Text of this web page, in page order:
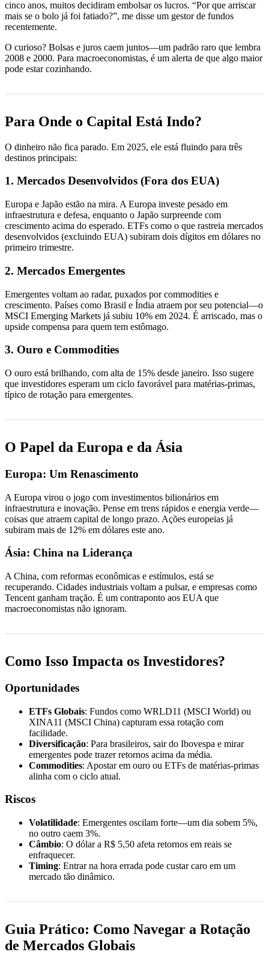
cinco anos, muitos decidiram embolsar os lucros. “Por que arriscar
mais se o bolo já foi fatiado?”, me disse um gestor de fundos
recentemente.
O curioso? Bolsas e juros caem juntos—um padrão raro que lembra
2008 e 2000. Para macroeconomistas, é um alerta de que algo maior
pode estar cozinhando.
Para Onde o Capital Está Indo?
O dinheiro não fica parado. Em 2025, ele está fluindo para três
destinos principais:
1. Mercados Desenvolvidos (Fora dos EUA)
Europa e Japão estão na mira. A Europa investe pesado em
infraestrutura e defesa, enquanto o Japão surpreende com
crescimento acima do esperado. ETFs como o que rastreia mercados
desenvolvidos (excluindo EUA) subiram dois dígitos em dólares no
primeiro trimestre.
2. Mercados Emergentes
Emergentes voltam ao radar, puxados por commodities e
crescimento. Países como Brasil e Índia atraem por seu potencial—o
MSCI Emerging Markets já subiu 10% em 2024. É arriscado, mas o
upside compensa para quem tem estômago.
3. Ouro e Commodities
O ouro está brilhando, com alta de 15% desde janeiro. Isso sugere
que investidores esperam um ciclo favorável para matérias-primas,
típico de rotação para emergentes.
O Papel da Europa e da Ásia
Europa: Um Renascimento
A Europa virou o jogo com investimentos bilionários em
infraestrutura e inovação. Pense em trens rápidos e energia verde—
coisas que atraem capital de longo prazo. Ações europeias já
subiram mais de 12% em dólares este ano.
Ásia: China na Liderança
A China, com reformas econômicas e estímulos, está se
recuperando. Cidades industriais voltam a pulsar, e empresas como
Tencent ganham tração. É um contraponto aos EUA que
macroeconomistas não ignoram.
Como Isso Impacta os Investidores?
Oportunidades
ETFs Globais: Fundos como WRLD11 (MSCI World) ou
XINA11 (MSCI China) capturam essa rotação com
facilidade.
Diversificação: Para brasileiros, sair do Ibovespa e mirar
emergentes pode trazer retornos acima da média.
Commodities: Apostar em ouro ou ETFs de matérias-primas
alinha com o ciclo atual.
Riscos
Volatilidade: Emergentes oscilam forte—um dia sobem 5%,
no outro caem 3%.
Câmbio: O dólar a R$ 5,50 afeta retornos em reais se
enfraquecer.
Timing: Entrar na hora errada pode custar caro em um
mercado tão dinâmico.
Guia Prático: Como Navegar a Rotação
de Mercados Globais